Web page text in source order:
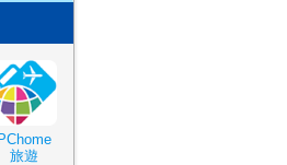
PChome
旅遊